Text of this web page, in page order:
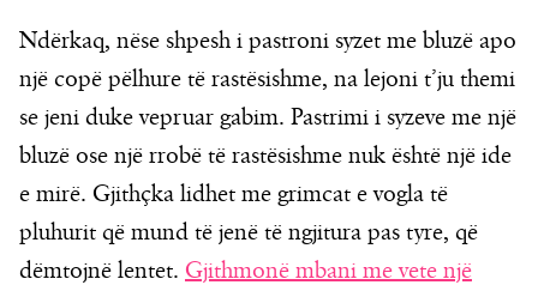
Ndërkaq, nëse shpesh i pastroni syzet me bluzë apo
një copë pëlhure të rastësishme, na lejoni t’ju themi
se jeni duke vepruar gabim. Pastrimi i syzeve me një
bluzë ose një rrobë të rastësishme nuk është një ide
e mirë. Gjithçka lidhet me grimcat e vogla të
pluhurit që mund të jenë të ngjitura pas tyre, që
dëmtojnë lentet. Gjithmonë mbani me vete një